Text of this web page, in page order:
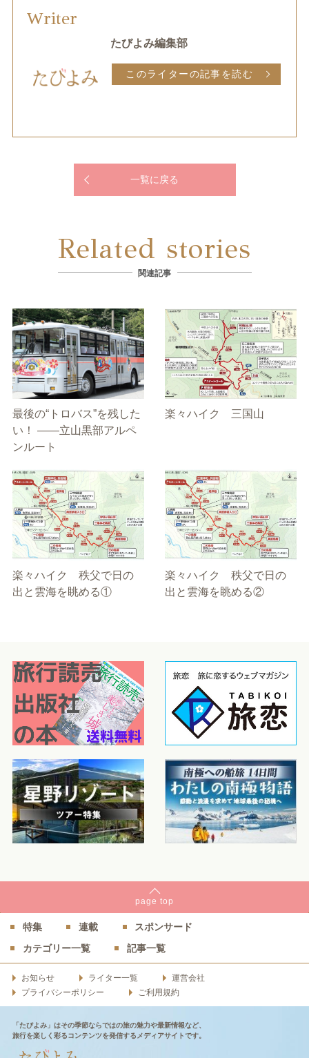
Writer
たびよみ編集部
このライターの記事を読む
一覧に戻る
Related stories
関連記事
最後の“トロバス”を残した
い！ ――立山黒部アルペ
ンルート
楽々ハイク 三国山
楽々ハイク 秩父で日の
出と雲海を眺める①
楽々ハイク 秩父で日の
出と雲海を眺める②
page top
特集 連載
スポンサード
カテゴリー一覧
記事一覧
お知らせ ライター一覧
運営会社
プライバシーポリシー
ご利用規約
「たびよみ」はその季節ならではの旅の魅力や最新情報など、
旅行を楽しく彩るコンテンツを発信するメディアサイトです。